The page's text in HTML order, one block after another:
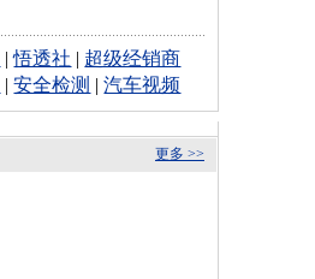
|悟透社 | 超级经销商
|安全检测 |汽车视频
更多 >>